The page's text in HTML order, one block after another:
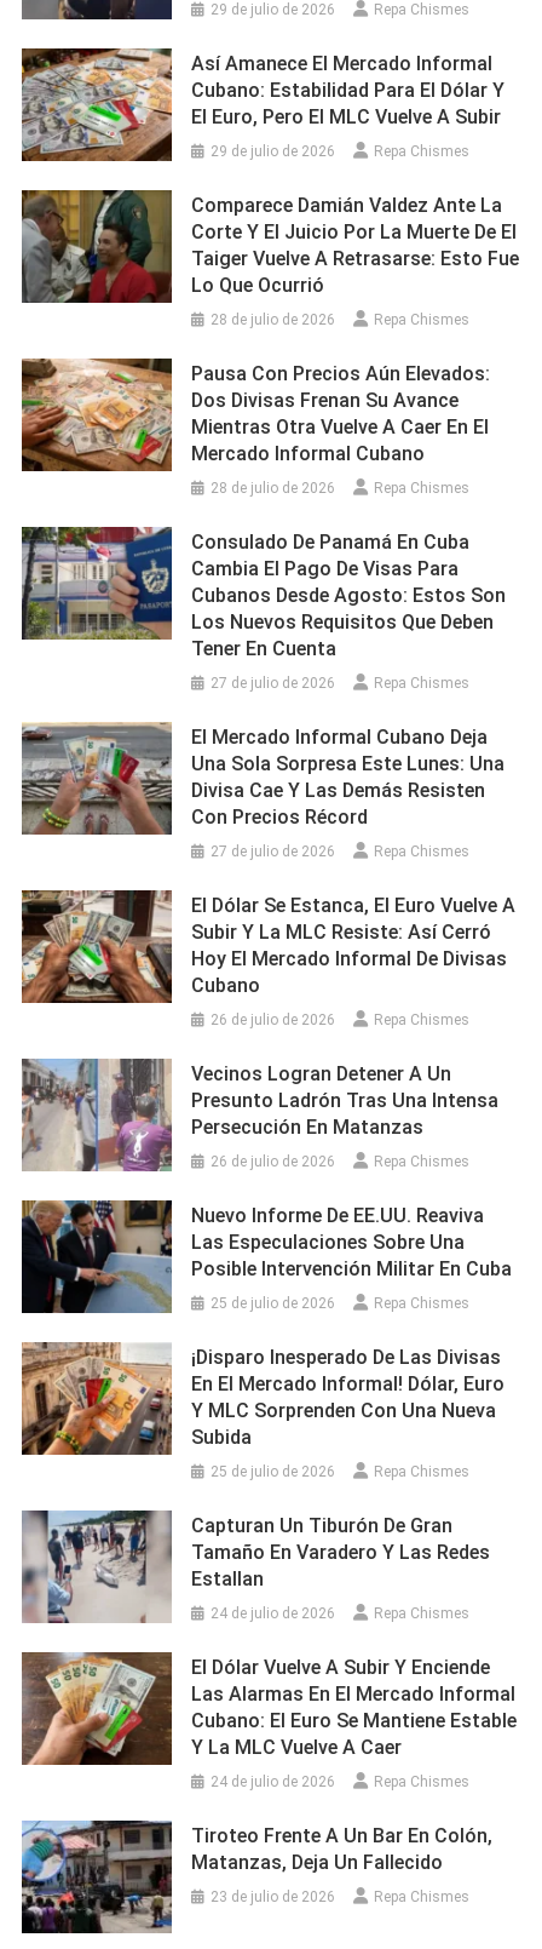
29 de julio de 2026 Repa Chismes
Así Amanece El Mercado Informal
Cubano: Estabilidad Para El Dólar Y
El Euro, Pero El MLC Vuelve A Subir
29 de julio de 2026 Repa Chismes
Comparece Damián Valdez Ante La
Corte Y El Juicio Por La Muerte De El
Taiger Vuelve A Retrasarse: Esto Fue
Lo Que Ocurrió
28 de julio de 2026 Repa Chismes
Pausa Con Precios Aún Elevados:
Dos Divisas Frenan Su Avance
Mientras Otra Vuelve A Caer En El
Mercado Informal Cubano
28 de julio de 2026 Repa Chismes
Consulado De Panamá En Cuba
Cambia El Pago De Visas Para
Cubanos Desde Agosto: Estos Son
Los Nuevos Requisitos Que Deben
Tener En Cuenta
27 de julio de 2026 Repa Chismes
El Mercado Informal Cubano Deja
Una Sola Sorpresa Este Lunes: Una
Divisa Cae Y Las Demás Resisten
Con Precios Récord
27 de julio de 2026 Repa Chismes
El Dólar Se Estanca, El Euro Vuelve A
Subir Y La MLC Resiste: Así Cerró
Hoy El Mercado Informal De Divisas
Cubano
26 de julio de 2026 Repa Chismes
Vecinos Logran Detener A Un
Presunto Ladrón Tras Una Intensa
Persecución En Matanzas
26 de julio de 2026 Repa Chismes
Nuevo Informe De EE.UU. Reaviva
Las Especulaciones Sobre Una
Posible Intervención Militar En Cuba
25 de julio de 2026 Repa Chismes
¡Disparo Inesperado De Las Divisas
En El Mercado Informal! Dólar, Euro
Y MLC Sorprenden Con Una Nueva
Subida
25 de julio de 2026 Repa Chismes
Capturan Un Tiburón De Gran
Tamaño En Varadero Y Las Redes
Estallan
24 de julio de 2026 Repa Chismes
El Dólar Vuelve A Subir Y Enciende
Las Alarmas En El Mercado Informal
Cubano: El Euro Se Mantiene Estable
Y La MLC Vuelve A Caer
24 de julio de 2026 Repa Chismes
Tiroteo Frente A Un Bar En Colón,
Matanzas, Deja Un Fallecido
23 de julio de 2026 Repa Chismes